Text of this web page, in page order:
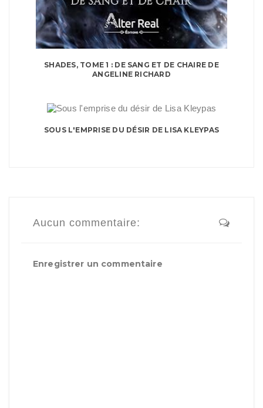
SHADES, TOME 1 : DE SANG ET DE CHAIRE DE
ANGELINE RICHARD
SOUS L'EMPRISE DU DÉSIR DE LISA KLEYPAS
Aucun commentaire:
Enregistrer un commentaire